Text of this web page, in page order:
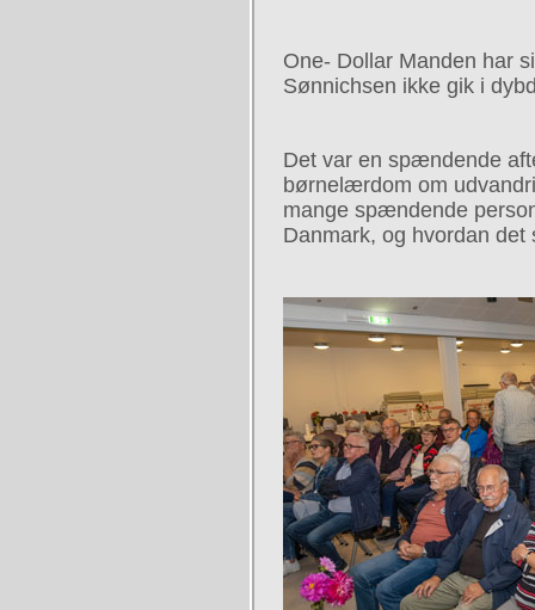
One- Dollar Manden har
Sønnichsen ikke gik i
Det var en spændende
børnelærdom om
mange spændende
Danmark, og hvordan